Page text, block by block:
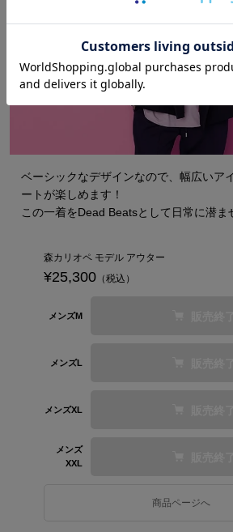
ベーシックなデザインなので、幅広いア
ートが楽しめます！
この一着をDead Beatsとして日常に潜ま
森カリオペ モデル アウター
¥25,300 （税込）
メンズM
メンズL
メンズXL
メンズ
XXL
商品ページへ